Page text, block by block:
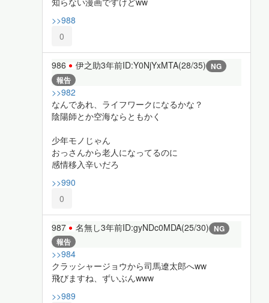
>>988
0
986 伊之助3年前ID:Y0NjYxMTA(28/35) NG
報告
>>982
なんであれ、ライフワークになるかな？
陰陽師とか空海ならともかく
少年モノじゃん
おっさんから老人になってるのに
感情移入辛いだろ
>>990
0
987 名無し3年前ID:gyNDc0MDA(25/30) NG
報告
>>984
クラッシャージョウから司馬遼太郎へww
飛びますね、ずいぶんwww
>>989